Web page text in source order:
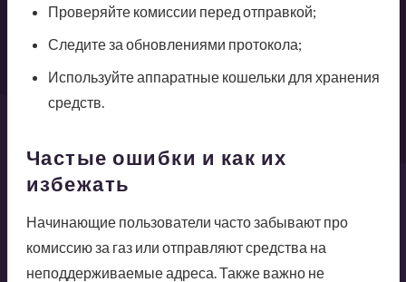
Проверяйте комиссии перед отправкой;
Следите за обновлениями протокола;
Используйте аппаратные кошельки для хранения
средств.
Частые ошибки и как их
избежать
Начинающие пользователи часто забывают про
комиссию за газ или отправляют средства на
неподдерживаемые адреса. Также важно не